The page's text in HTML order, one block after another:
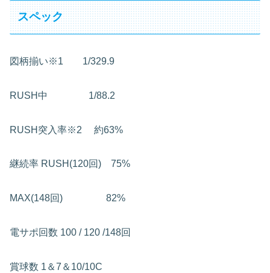
スペック
図柄揃い※1 1/329.9
RUSH中 1/88.2
RUSH突入率※2 約63%
継続率 RUSH(120回) 75%
MAX(148回) 82%
電サポ回数 100 / 120 /148回
賞球数 1＆7＆10/10C